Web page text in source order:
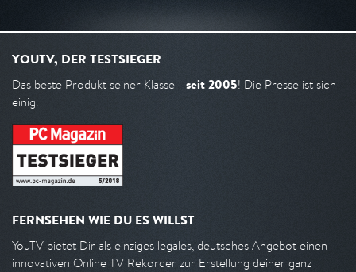
YOUTV, DER TESTSIEGER
Das beste Produkt seiner Klasse - seit 2005! Die Presse ist sich
einig.
FERNSEHEN WIE DU ES WILLST
YouTV bietet Dir als einziges legales, deutsches Angebot einen
innovativen Online TV Rekorder zur Erstellung deiner ganz